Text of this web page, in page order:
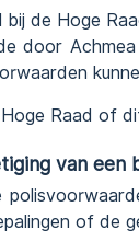
bij de Hoge
door
Raad of
van een
of de